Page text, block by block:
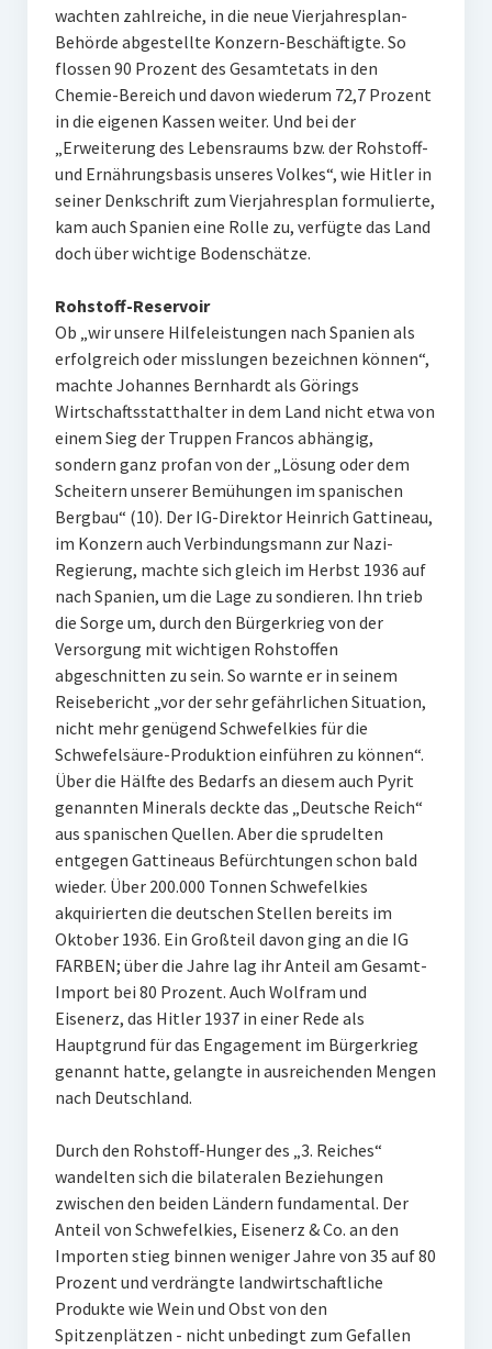
wachten zahlreiche, in die neue Vierjahresplan-
Behörde abgestellte Konzern-Beschäftigte. So
flossen 90 Prozent des Gesamtetats in den
Chemie-Bereich und davon wiederum 72,7 Prozent
in die eigenen Kassen weiter. Und bei der
„Erweiterung des Lebensraums bzw. der Rohstoff-
und Ernährungsbasis unseres Volkes“, wie Hitler in
seiner Denkschrift zum Vierjahresplan formulierte,
kam auch Spanien eine Rolle zu, verfügte das Land
doch über wichtige Bodenschätze.
Rohstoff-Reservoir
Ob „wir unsere Hilfeleistungen nach Spanien als
erfolgreich oder misslungen bezeichnen können“,
machte Johannes Bernhardt als Görings
Wirtschaftsstatthalter in dem Land nicht etwa von
einem Sieg der Truppen Francos abhängig,
sondern ganz profan von der „Lösung oder dem
Scheitern unserer Bemühungen im spanischen
Bergbau“ (10). Der IG-Direktor Heinrich Gattineau,
im Konzern auch Verbindungsmann zur Nazi-
Regierung, machte sich gleich im Herbst 1936 auf
nach Spanien, um die Lage zu sondieren. Ihn trieb
die Sorge um, durch den Bürgerkrieg von der
Versorgung mit wichtigen Rohstoffen
abgeschnitten zu sein. So warnte er in seinem
Reisebericht „vor der sehr gefährlichen Situation,
nicht mehr genügend Schwefelkies für die
Schwefelsäure-Produktion einführen zu können“.
Über die Hälfte des Bedarfs an diesem auch Pyrit
genannten Minerals deckte das „Deutsche Reich“
aus spanischen Quellen. Aber die sprudelten
entgegen Gattineaus Befürchtungen schon bald
wieder. Über 200.000 Tonnen Schwefelkies
akquirierten die deutschen Stellen bereits im
Oktober 1936. Ein Großteil davon ging an die IG
FARBEN; über die Jahre lag ihr Anteil am Gesamt-
Import bei 80 Prozent. Auch Wolfram und
Eisenerz, das Hitler 1937 in einer Rede als
Hauptgrund für das Engagement im Bürgerkrieg
genannt hatte, gelangte in ausreichenden Mengen
nach Deutschland.
Durch den Rohstoff-Hunger des „3. Reiches“
wandelten sich die bilateralen Beziehungen
zwischen den beiden Ländern fundamental. Der
Anteil von Schwefelkies, Eisenerz & Co. an den
Importen stieg binnen weniger Jahre von 35 auf 80
Prozent und verdrängte landwirtschaftliche
Produkte wie Wein und Obst von den
Spitzenplätzen - nicht unbedingt zum Gefallen